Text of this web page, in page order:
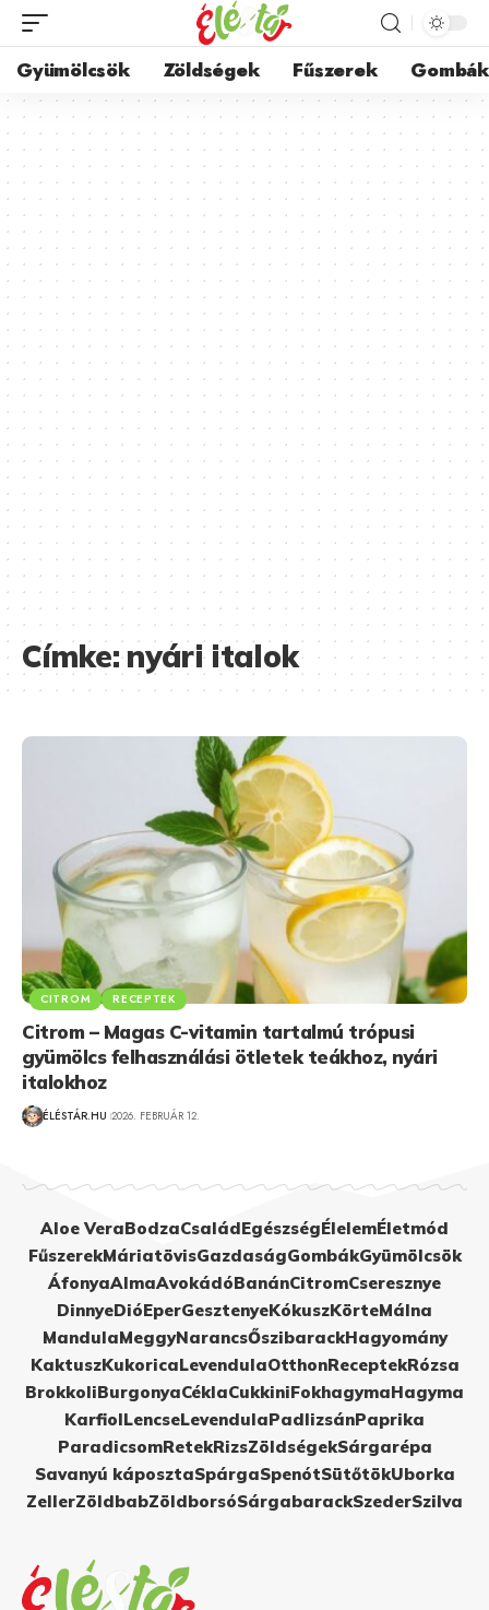
Gyümölcsök Zöldségek Fűszerek Gombák
Címke:nyári italok
CITROM RECEPTEK
Citrom – Magas C-vitamin tartalmú trópusi
gyümölcs felhasználási ötletek teákhoz, nyári
italokhoz
ÉLÉSTÁR.HU 2026. FEBRUÁR 12.
Aloe VeraBodzaCsaládEgészségÉlelemÉletmód
FűszerekMáriatövisGazdaságGombákGyümölcsök
ÁfonyaAlmaAvokádóBanánCitromCseresznye
DinnyeDióEperGesztenyeKókuszKörteMálna
MandulaMeggyNarancsŐszibarackHagyomány
KaktuszKukoricaLevendulaOtthonReceptekRózsa
BrokkoliBurgonyaCéklaCukkiniFokhagymaHagyma
KarfiolLencseLevendulaPadlizsánPaprika
ParadicsomRetekRizsZöldségekSárgarépa
Savanyú káposztaSpárgaSpenótSütőtökUborka
ZellerZöldbabZöldborsóSárgabarackSzederSzilva